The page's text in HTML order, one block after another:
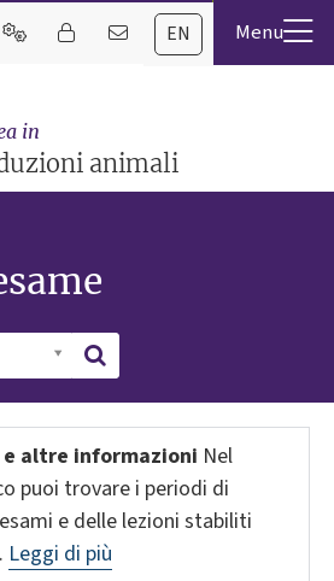
EN
in
animali
e altre informazioni Nel
puoi trovare i periodi di
e delle lezioni stabiliti
Leggi di più